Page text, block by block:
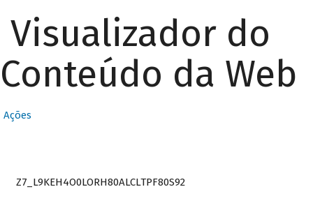
Visualizador do
Conteúdo da Web
Ações
Z7_L9KEH4O0LORH80ALCLTPF80S92